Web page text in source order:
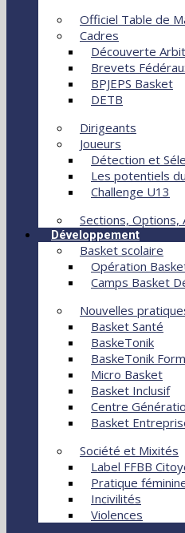
Officiel Table de
Cadres
Découverte
Brevets
BPJEPS Basket
DETB
Dirigeants
Joueurs
Détection et
Les potentiels
Challenge U13
Sections, Options,
Développement
Basket scolaire
Opération
Camps Basket
Nouvelles
Basket Santé
BaskeTonik
BaskeTonik
Micro Basket
Basket Inclusif
Centre
Basket
Société et Mixités
Label FFBB
Pratique
Incivilités
Violences